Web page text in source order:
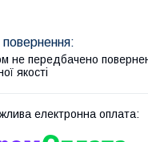
не передбачено
якості